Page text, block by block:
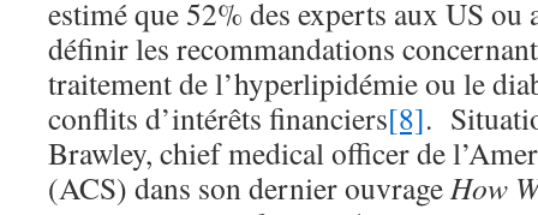
estimé que 52% des experts aux US ou
définir les recommandations
traitement de l’hyperlipidémie ou le
conflits d’intérêts financiers[8].
Brawley, chief medical officer de
(ACS) dans son dernier ouvrageHow